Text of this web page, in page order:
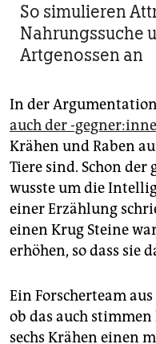
So simulieren
Nahrungs­suche
Artgenossen an
In der
auch der -
Krähen und Raben
Tiere sind. Schon der
wusste um die
einer Erzählung
einen Krug Steine
erhöhen, so dass sie
Ein Forscherteam
ob das auch
sechs Krähen einen